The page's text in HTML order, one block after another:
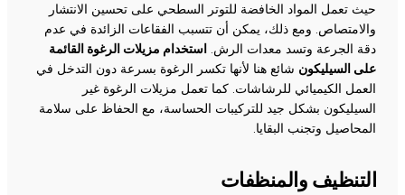
حيث تعمل المواد الخافضة للتوتر السطحي على تحسين الانتشار
والامتصاص. ومع ذلك، يمكن أن تتسبب الفقاعات الزائدة في عدم
دقة الجرعة وتسد معدات الرش. استخدام مزيلات الرغوة القائمة
على السيليكون شائع هنا لأنها تكسر الرغوة بسرعة دون التدخل في
العمل الكيميائي للرشاشات. كما تعمل مزيلات الرغوة غير
السيليكون بشكل جيد للتركيبات الحساسة، مع الحفاظ على سلامة
المحاصيل وتجنب البقايا.
التنظيف والمنظفات